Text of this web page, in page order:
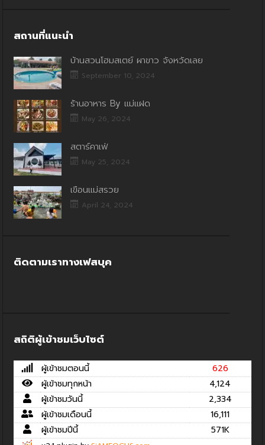
สถานที่แนะนำ
บ้านสวนโฮมสเตย์ ผาขาว จังหวัดเลย
September 10, 2024
ร้านอาหาร By แม่แฝด
May 26, 2024
สตาร์คาเฟ่
May 25, 2024
เขื่อนแม่สรวย
April 24, 2024
ติดตามเราทางเฟสบุค
สถิติผู้เข้าชมเว็บไซต์
ผู้เข้าชมตอนนี้
626
ผู้เข้าชมทุกหน้า
4,124
ผู้เข้าชมวันนี้
2,334
ผู้เข้าชมเดือนนี้
16,111
ผู้เข้าชมปีนี้
571K